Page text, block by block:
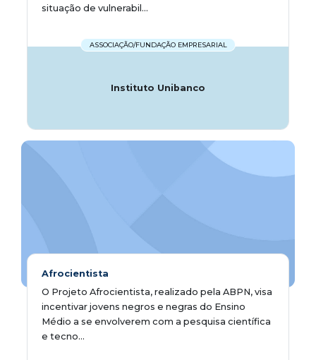
situação de vulnerabil...
ASSOCIAÇÃO/FUNDAÇÃO EMPRESARIAL
Instituto Unibanco
Afrocientista
O Projeto Afrocientista, realizado pela ABPN, visa
incentivar jovens negros e negras do Ensino
Médio a se envolverem com a pesquisa científica
e tecno...